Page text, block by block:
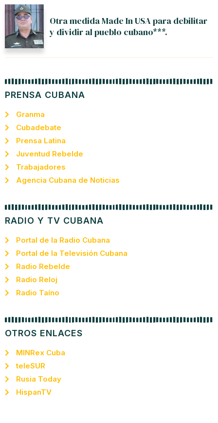
Otra medida Made In USA para debilitar
y dividir al pueblo cubano***.
PRENSA CUBANA
Granma
Cubadebate
Prensa Latina
Juventud Rebelde
Trabajadores
Agencia Cubana de Noticias
RADIO Y TV CUBANA
Portal de la Radio Cubana
Portal de la Televisión Cubana
Radio Rebelde
Radio Reloj
Radio Taíno
OTROS ENLACES
MINRex Cuba
teleSUR
Rusia Today
HispanTV